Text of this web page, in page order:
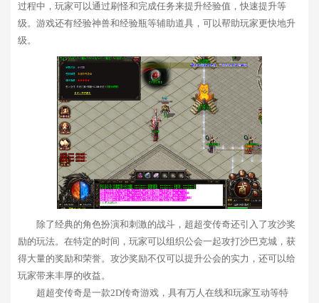
过程中，玩家可以通过刷怪和完成任务来提升经验值，快速提升等
级。游戏还有经验神兽和经验瓶等辅助道具，可以帮助玩家更快地升
级。
除了经典的角色扮演和刺激的战斗，超超变传奇还引入了攻沙奖
励的玩法。在特定的时间，玩家可以组织公会一起攻打沙巴克城，获
得大量的奖励和荣誉。攻沙奖励不仅可以提升公会的实力，还可以给
玩家带来丰厚的收益。
超超变传奇是一款2D传奇游戏，具有万人在线和玩家互动等特